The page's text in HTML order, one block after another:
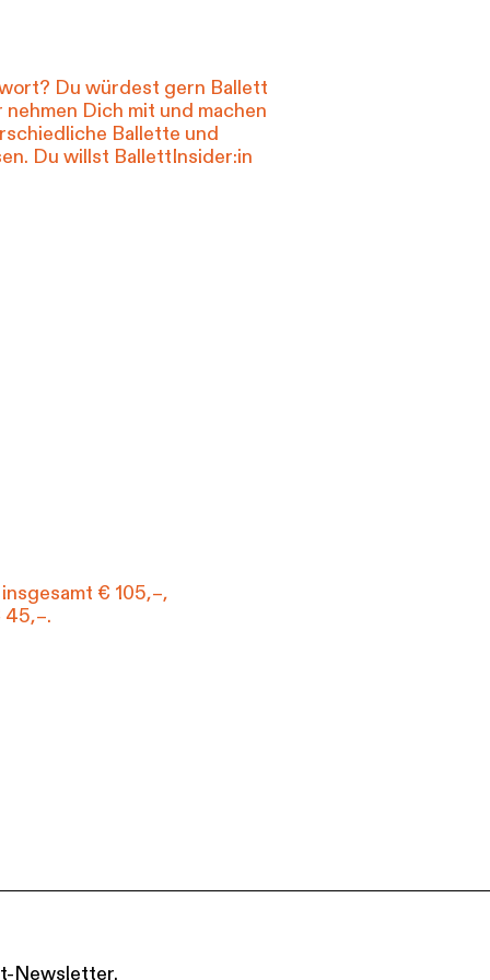
Du würdest gern Ballett
Dich mit und machen
Ballette und
Du willst BallettInsider:in
€ 105,–,
45,–.
Newsletter.